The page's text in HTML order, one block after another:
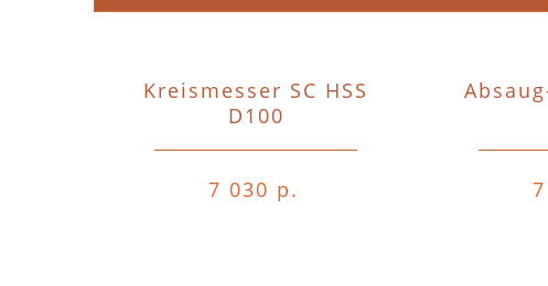
Kreismesser SC HSS
D100
7 030 р.